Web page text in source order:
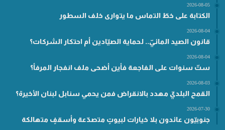
2026-08-05
الكتابة على خطّ التماس ما يتوارى خلف السطور
2026-08-04
قانون الصيد المائيّ.. لحماية الصيّادين أم احتكار الشركات؟
2026-08-04
ستّ سنوات على الفاجعة فأين أضحى ملف انفجار المرفأ؟
2026-08-03
القمح البلديّ مهدد بالانقراض فمن يحمي سنابل لبنان الأخيرة؟
2026-07-30
جنوبيّون عائدون بلا خيارات لبيوتٍ متصدّعة وأسقفٍ متهالكة